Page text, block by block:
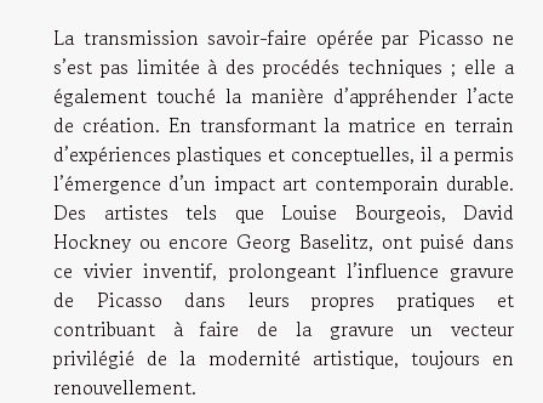
La transmission savoir-faire opérée par Picasso ne
s’est pas limitée à des procédés techniques ; elle a
également touché la manière d’appréhender l’acte
de création. En transformant la matrice en terrain
d’expériences plastiques et conceptuelles, il a permis
l’émergence d’un impact art contemporain durable.
Des artistes tels que Louise Bourgeois, David
Hockney ou encore Georg Baselitz, ont puisé dans
ce vivier inventif, prolongeant l’influence gravure
de Picasso dans leurs propres pratiques et
contribuant à faire de la gravure un vecteur
privilégié de la modernité artistique, toujours en
renouvellement.